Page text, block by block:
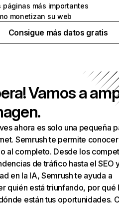
páginas más importantes
monetizan su web
Consigue más datos gratis
Vamos a
ahora es solo una pequeña
Semrush te permite
al completo. Desde los
de tráfico hasta el SEO
en la IA, Semrush te ayuda a
quién está triunfando, por qué
están tus oportunidades.